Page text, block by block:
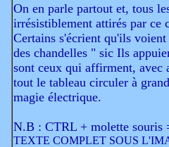
On en parle partout et, tous
irrésistiblement attirés par ce
Certains s'écrient qu'ils
des chandelles " sic Ils
sont ceux qui affirment, avec
tout le tableau circuler à
magie électrique.
N.B : CTRL + molette souris
TEXTE COMPLET SOUS